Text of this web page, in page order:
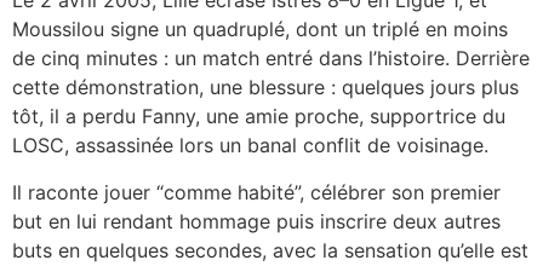
Moussilou signe un quadruplé, dont un triplé en moins
de cinq minutes : un match entré dans l’histoire. Derrière
cette démonstration, une blessure : quelques jours plus
tôt, il a perdu Fanny, une amie proche, supportrice du
LOSC, assassinée lors un banal conflit de voisinage.​
Il raconte jouer “comme habité”, célébrer son premier
but en lui rendant hommage puis inscrire deux autres
buts en quelques secondes, avec la sensation qu’elle est